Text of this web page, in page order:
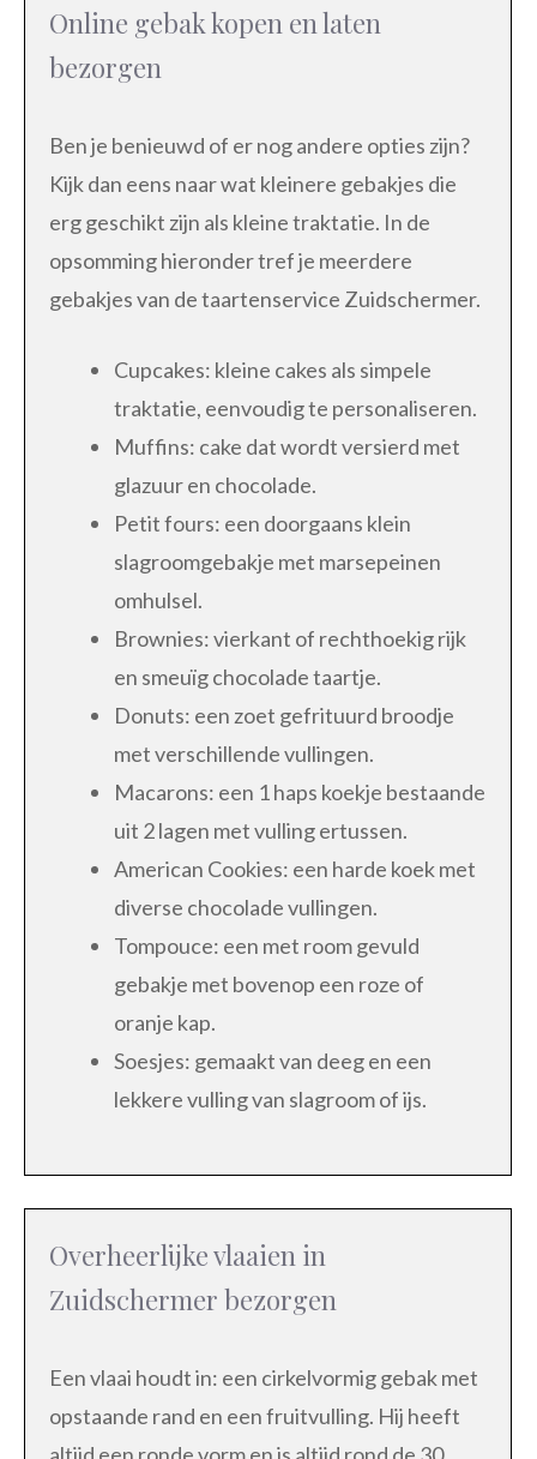
Online gebak kopen en laten
bezorgen
Ben je benieuwd of er nog andere opties zijn?
Kijk dan eens naar wat kleinere gebakjes die
erg geschikt zijn als kleine traktatie. In de
opsomming hieronder tref je meerdere
gebakjes van de taartenservice Zuidschermer.
Cupcakes: kleine cakes als simpele
traktatie, eenvoudig te personaliseren.
Muffins: cake dat wordt versierd met
glazuur en chocolade.
Petit fours: een doorgaans klein
slagroomgebakje met marsepeinen
omhulsel.
Brownies: vierkant of rechthoekig rijk
en smeuïg chocolade taartje.
Donuts: een zoet gefrituurd broodje
met verschillende vullingen.
Macarons: een 1 haps koekje bestaande
uit 2 lagen met vulling ertussen.
American Cookies: een harde koek met
diverse chocolade vullingen.
Tompouce: een met room gevuld
gebakje met bovenop een roze of
oranje kap.
Soesjes: gemaakt van deeg en een
lekkere vulling van slagroom of ijs.
Overheerlijke vlaaien in
Zuidschermer bezorgen
Een vlaai houdt in: een cirkelvormig gebak met
opstaande rand en een fruitvulling. Hij heeft
altijd een ronde vorm en is altijd rond de 30